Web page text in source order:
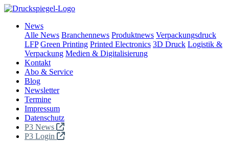
News
Alle News Branchennews Produktnews Verpackungsdruck
LFP Green Printing Printed Electronics 3D Druck Logistik &
Verpackung Medien & Digitalisierung
Kontakt
Abo & Service
Blog
Newsletter
Termine
Impressum
Datenschutz
P3 News
P3 Login